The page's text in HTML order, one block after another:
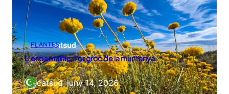
PLANTES
L’espernallac: l’or groc de la muntanya
catsud–juny 14, 2026